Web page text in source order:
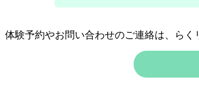
体験予約やお問い合わせのご連絡は、らく